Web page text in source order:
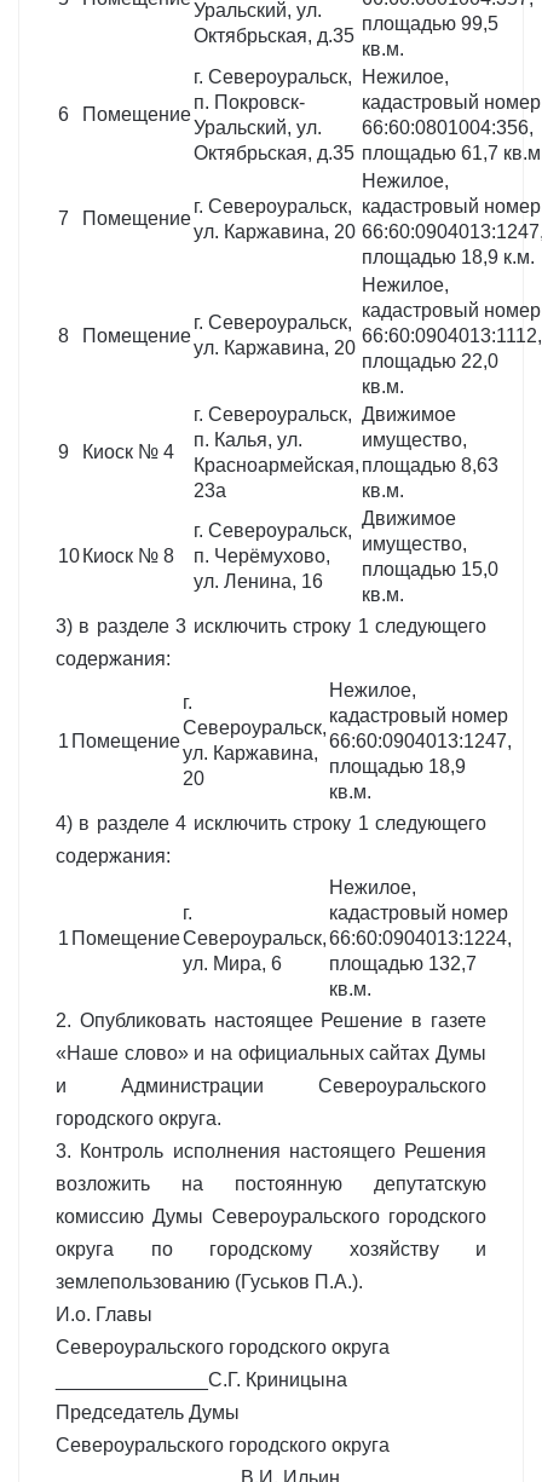
Уральский, ул.
Октябрьская, д.35
площадью 99,5
кв.м.
6 Помещение
г. Североуральск,
п. Покровск-
Уральский, ул.
Октябрьская, д.35
Нежилое,
кадастровый номер
66:60:0801004:356,
площадью 61,7 кв.м
7 Помещение
г. Североуральск,
ул. Каржавина, 20
Нежилое,
кадастровый номер
площадью 18,9 к.м.
8 Помещение
г. Североуральск,
ул. Каржавина, 20
Нежилое,
кадастровый номер
66:60:0904013:1112,
площадью 22,0
кв.м.
9 Киоск № 4
г. Североуральск,
п. Калья, ул.
Красноармейская,
23а
Движимое
имущество,
площадью 8,63
кв.м.
10 Киоск № 8
г. Североуральск,
п. Черёмухово,
ул. Ленина, 16
Движимое
имущество,
площадью 15,0
кв.м.
3) в разделе 3 исключить строку 1 следующего
содержания:
1 Помещение
г.
Североуральск,
ул. Каржавина,
20
Нежилое,
кадастровый номер
66:60:0904013:1247,
площадью 18,9
кв.м.
4) в разделе 4 исключить строку 1 следующего
содержания:
1 Помещение
г.
Североуральск,
ул. Мира, 6
Нежилое,
кадастровый номер
66:60:0904013:1224,
площадью 132,7
кв.м.
2. Опубликовать настоящее Решение в газете
«Наше слово» и на официальных сайтах Думы
и Администрации Североуральского
городского округа.
3. Контроль исполнения настоящего Решения
возложить на постоянную депутатскую
комиссию Думы Североуральского городского
округа по городскому хозяйству и
землепользованию (Гуськов П.А.).
И.о. Главы
Североуральского городского округа
______________С.Г. Криницына
Председатель Думы
Североуральского городского округа
_________________В.И. Ильин